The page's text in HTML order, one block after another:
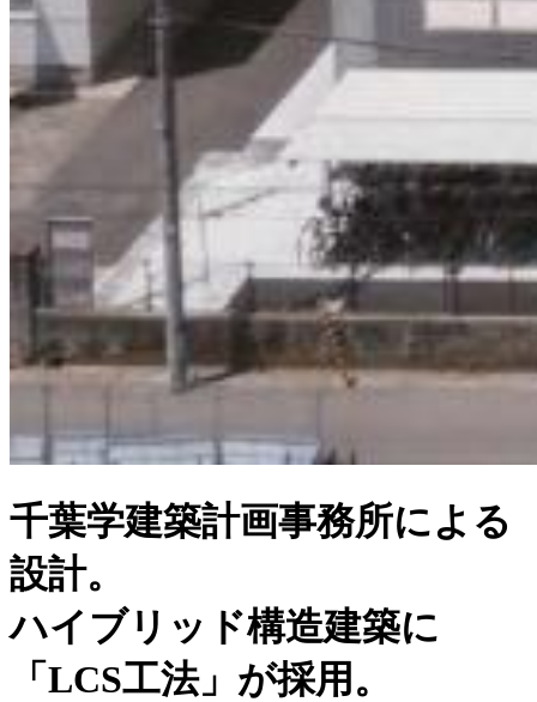
千葉学建築計画事務所による
設計。
ハイブリッド構造建築に
「LCS工法」が採用。